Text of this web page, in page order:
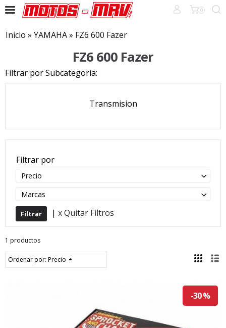
0
Inicio » YAMAHA» FZ6 600 Fazer
FZ6 600 Fazer
Filtrar por Subcategoría:
Transmision
Filtrar por
Precio
Marcas
| x Quitar Filtros
1 productos
Ordenar por: Precio
-30 %